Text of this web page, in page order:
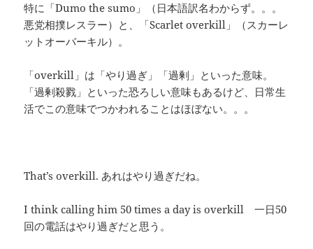
特に「Dumo the sumo」（日本語訳名わからず。。。
悪党相撲レスラー）と、「Scarlet overkill」（スカーレ
ットオーバーキル）。
「overkill」は「やり過ぎ」「過剰」といった意味。
「過剰殺戮」といった恐ろしい意味もあるけど、日常生
活でこの意味でつかわれることはほぼない。。。
That’s overkill. あれはやり過ぎだね。
I think calling him 50 times a day is overkill 一日50
回の電話はやり過ぎだと思う。